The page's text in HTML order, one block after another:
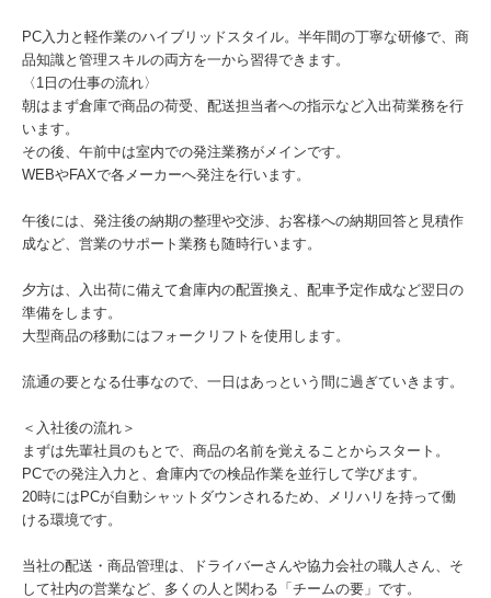
PC入力と軽作業のハイブリッドスタイル。半年間の丁寧な研修で、商
品知識と管理スキルの両方を一から習得できます。
〈1日の仕事の流れ〉
朝はまず倉庫で商品の荷受、配送担当者への指示など入出荷業務を行
います。
その後、午前中は室内での発注業務がメインです。
WEBやFAXで各メーカーへ発注を行います。
午後には、発注後の納期の整理や交渉、お客様への納期回答と見積作
成など、営業のサポート業務も随時行います。
夕方は、入出荷に備えて倉庫内の配置換え、配車予定作成など翌日の
準備をします。
大型商品の移動にはフォークリフトを使用します。
流通の要となる仕事なので、一日はあっという間に過ぎていきます。
＜入社後の流れ＞
まずは先輩社員のもとで、商品の名前を覚えることからスタート。
PCでの発注入力と、倉庫内での検品作業を並行して学びます。
20時にはPCが自動シャットダウンされるため、メリハリを持って働
ける環境です。
当社の配送・商品管理は、ドライバーさんや協力会社の職人さん、そ
して社内の営業など、多くの人と関わる「チームの要」です。